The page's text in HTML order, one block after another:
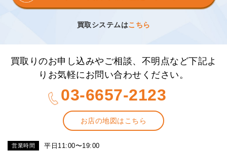
買取システムはこちら
買取りのお申し込みやご相談、不明点など下記よ
りお気軽にお問い合わせください。
03-6657-2123
お店の地図はこちら
営業時間
平日11:00〜19:00